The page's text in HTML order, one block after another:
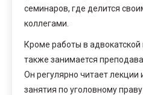
семинаров, где делится
коллегами.
Кроме работы в
также занимается
Он регулярно читает лекции
занятия по уголовному